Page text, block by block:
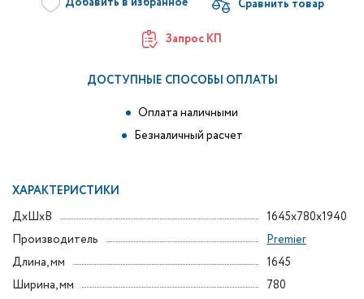
Запрос КП
ДОСТУПНЫЕ СПОСОБЫ ОПЛАТЫ
Оплата наличными
Безналичный расчет
ХАРАКТЕРИСТИКИ
ДxШxВ
1645x780x1940
Производитель
Premier
Длина, мм
1645
Ширина, мм
780